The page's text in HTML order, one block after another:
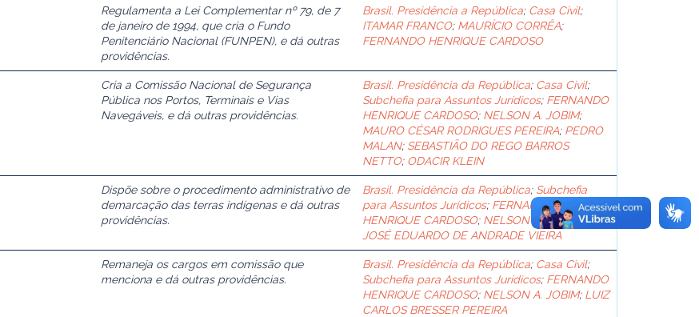
Regulamenta a Lei Complementar nº 79, de 7
de janeiro de 1994, que cria o Fundo
Penitenciário Nacional (FUNPEN), e dá outras
providências.
Brasil. Presidência a República; Casa Civil;
ITAMAR FRANCO; MAURÍCIO CORRÊA;
FERNANDO HENRIQUE CARDOSO
Cria a Comissão Nacional de Segurança
Pública nos Portos, Terminais e Vias
Navegáveis, e dá outras providências.
Brasil. Presidência da República; Casa Civil;
Subchefia para Assuntos Jurídicos; FERNANDO
HENRIQUE CARDOSO; NELSON A. JOBIM;
MAURO CÉSAR RODRIGUES PEREIRA; PEDRO
MALAN; SEBASTIÃO DO REGO BARROS
NETTO; ODACIR KLEIN
Dispõe sobre o procedimento administrativo de
demarcação das terras indígenas e dá outras
providências.
Brasil. Presidência da República; Subchefia
para Assuntos Jurídicos; FERNANDO
HENRIQUE CARDOSO; NELSON A. JOBIM;
JOSÉ EDUARDO DE ANDRADE VIEIRA
Remaneja os cargos em comissão que
menciona e dá outras providências.
Brasil. Presidência da República; Casa Civil;
Subchefia para Assuntos Jurídicos; FERNANDO
HENRIQUE CARDOSO; NELSON A. JOBIM; LUIZ
CARLOS BRESSER PEREIRA